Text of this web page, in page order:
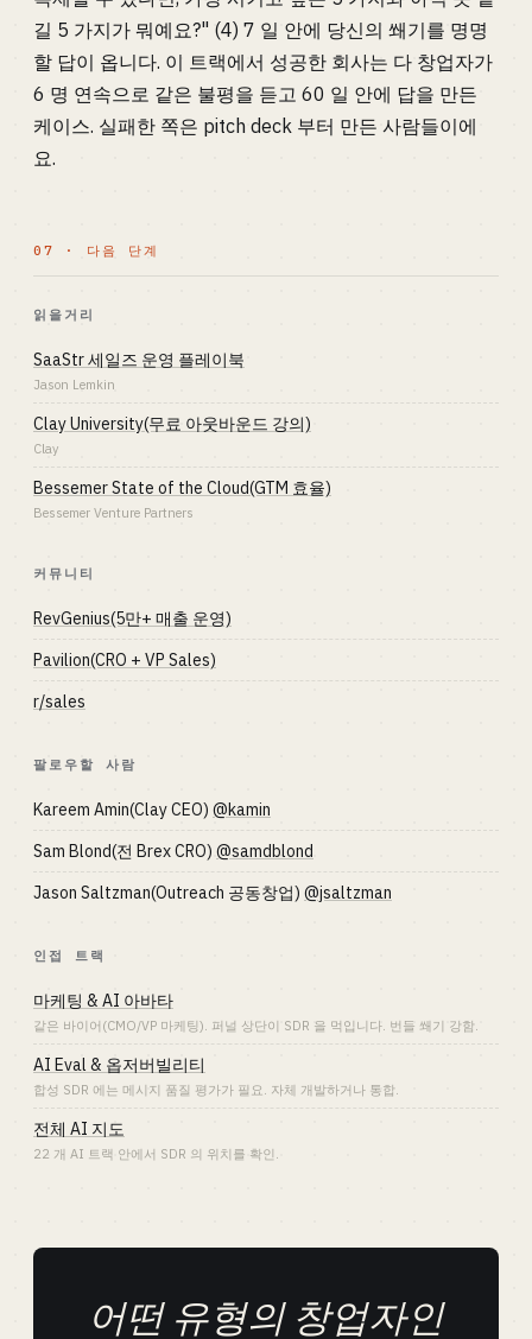
길 5 가지가 뭐예요?" (4) 7 일 안에 당신의 쐐기를 명명
할 답이 옵니다. 이 트랙에서 성공한 회사는 다 창업자가
6 명 연속으로 같은 불평을 듣고 60 일 안에 답을 만든
케이스. 실패한 쪽은 pitch deck 부터 만든 사람들이에
요.
07 · 다음 단계
읽을거리
SaaStr 세일즈 운영 플레이북
Jason Lemkin
Clay University(무료 아웃바운드 강의)
Clay
Bessemer State of the Cloud(GTM 효율)
Bessemer Venture Partners
커뮤니티
RevGenius(5만+ 매출 운영)
Pavilion(CRO + VP Sales)
r/sales
팔로우할 사람
Kareem Amin(Clay CEO) @kamin
Sam Blond(전 Brex CRO) @samdblond
Jason Saltzman(Outreach 공동창업) @jsaltzman
인접 트랙
마케팅 & AI 아바타
같은 바이어(CMO/VP 마케팅). 퍼널 상단이 SDR 을 먹입니다. 번들 쐐기 강함.
AI Eval & 옵저버빌리티
합성 SDR 에는 메시지 품질 평가가 필요. 자체 개발하거나 통합.
전체 AI 지도
22 개 AI 트랙 안에서 SDR 의 위치를 확인.
어떤 유형의 창업자인